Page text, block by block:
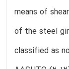
means of
of the steel
classified as